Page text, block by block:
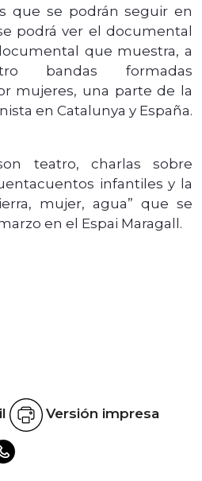
que se podrán seguir en
podrá ver el documental
que muestra, a
bandas formadas
mujeres, una parte de la
en Catalunya y España.
teatro, charlas sobre
infantiles y la
mujer, agua” que se
en el Espai Maragall.
Versión impresa